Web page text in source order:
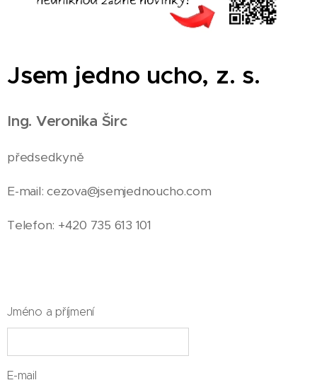
Jsem jedno ucho, z. s.
Ing. Veronika Širc
předsedkyně
E-mail: cezova@jsemjednoucho.com
Telefon: +420 735 613 101
Jméno a příjmení
E-mail